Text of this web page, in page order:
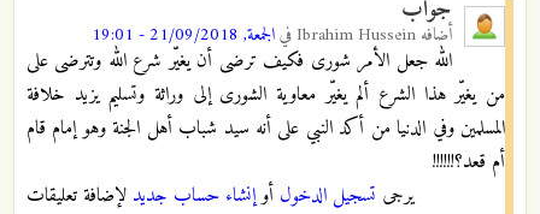
جواب
أضافه Ibrahim Hussein فيالجمعة, 21/09/2018 - 19:01
الله جعل الأمر شورى فكيف ترضى أن يغيّر شرع الله وتترضى على
من يغيّر هذا الشرع ألم يغيّر معاوية الشورى إلى وراثة وتسليم يزيد خلافة
المسلمين وفي الدنيا من أكد النبي على أنه سيد شباب أهل الجنة وهو إمام قام
أم قعد؟!!!!!!
يرجى تسجيل الدخول أوإنشاء حساب جديد لإضافة تعليقات